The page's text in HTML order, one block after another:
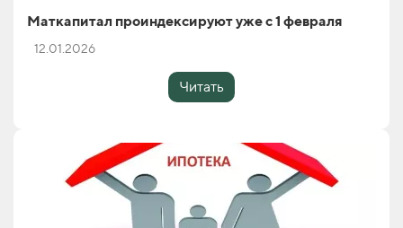
Маткапитал проиндексируют уже с 1 февраля
12.01.2026
Читать